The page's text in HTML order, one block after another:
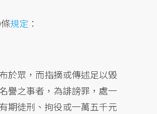
規定 ：
於眾，而指摘或傳述足以毀
譽之事者，為誹謗罪，處一
期徒刑、拘役或一萬五千元